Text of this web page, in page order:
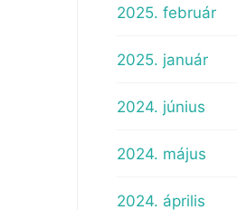
2025. február
2025. január
2024. június
2024. május
2024. április